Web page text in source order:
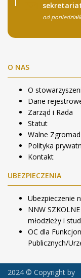
od
O NAS
O
Dane
Zarząd i Rada
Statut
Walne
Polityka
Kontakt
UBEZPIECZENIA
Ubezpieczenie
NNW
młodzieży i
OC dla
Publicznych/
2024 © Copyright by